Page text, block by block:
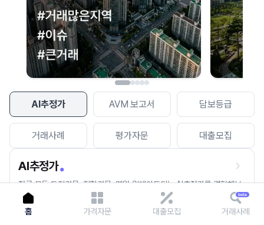
AI추정가 AVM 보고서 담보등급
거래사례 평가자문 대출모집
AI추정가
전국 모든 토지건물, 집합건물, 매월 업데이트되는 AI추정가를 경험해보
세요.
홈 가격자문 대출모집 거래사례